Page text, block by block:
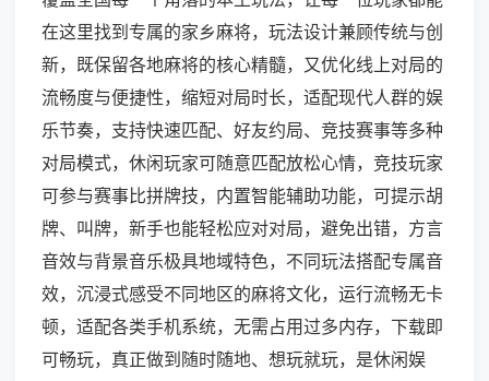
在这里找到专属的家乡麻将，玩法设计兼顾传统与创
新，既保留各地麻将的核心精髓，又优化线上对局的
流畅度与便捷性，缩短对局时长，适配现代人群的娱
乐节奏，支持快速匹配、好友约局、竞技赛事等多种
对局模式，休闲玩家可随意匹配放松心情，竞技玩家
可参与赛事比拼牌技，内置智能辅助功能，可提示胡
牌、叫牌，新手也能轻松应对对局，避免出错，方言
音效与背景音乐极具地域特色，不同玩法搭配专属音
效，沉浸式感受不同地区的麻将文化，运行流畅无卡
顿，适配各类手机系统，无需占用过多内存，下载即
可畅玩，真正做到随时随地、想玩就玩，是休闲娱